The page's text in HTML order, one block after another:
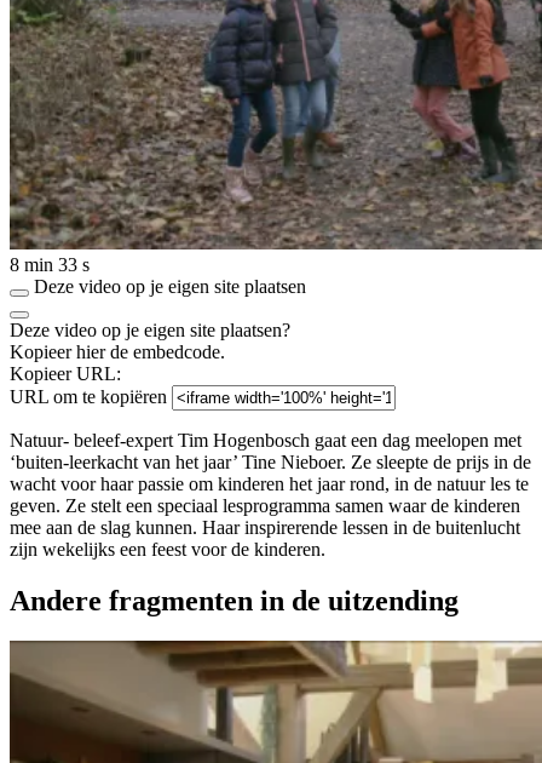
8 min 33 s
Deze video op je eigen site plaatsen
Deze video op je eigen site plaatsen?
Kopieer hier de embedcode.
Kopieer URL:
URL om te kopiëren
Natuur- beleef-expert Tim Hogenbosch gaat een dag meelopen met
‘buiten-leerkacht van het jaar’ Tine Nieboer. Ze sleepte de prijs in de
wacht voor haar passie om kinderen het jaar rond, in de natuur les te
geven. Ze stelt een speciaal lesprogramma samen waar de kinderen
mee aan de slag kunnen. Haar inspirerende lessen in de buitenlucht
zijn wekelijks een feest voor de kinderen.
Andere fragmenten in de uitzending